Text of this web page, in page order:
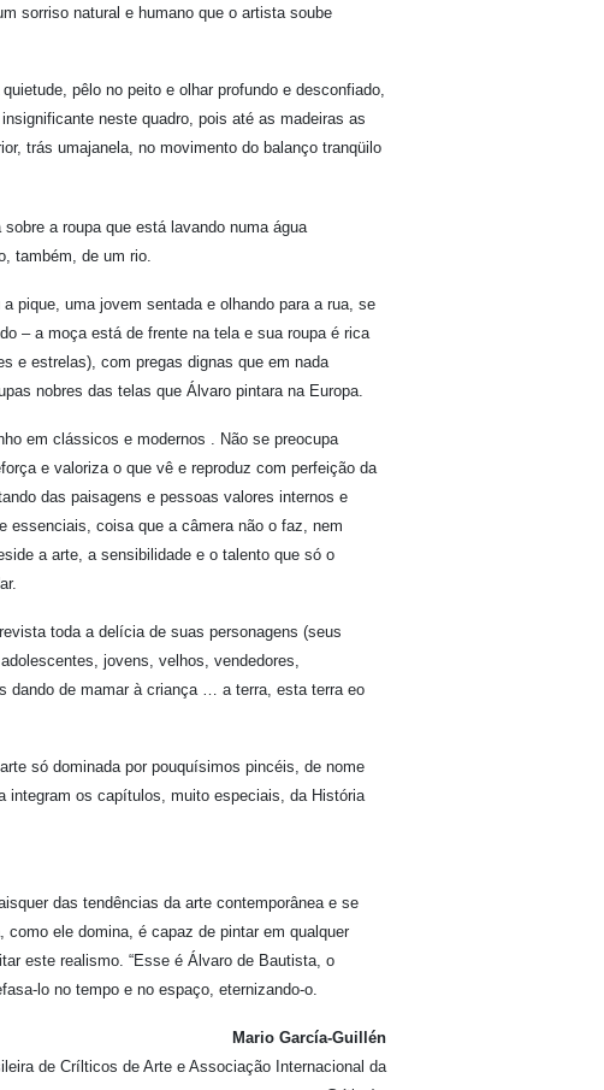
sorriso natural e humano que o artista soube
pêlo no peito e olhar profundo e desconfiado,
neste quadro, pois até as madeiras as
trás umajanela, no movimento do balanço tranqüilo
a roupa que está lavando numa água
também, de um rio.
pique, uma jovem sentada e olhando para a rua, se
– a moça está de frente na tela e sua roupa é rica
e estrelas), com pregas dignas que em nada
nobres das telas que Álvaro pintara na Europa.
em clássicos e modernos . Não se preocupa
e valoriza o que vê e reproduz com perfeição da
das paisagens e pessoas valores internos e
essenciais, coisa que a câmera não o faz, nem
a arte, a sensibilidade e o talento que só o
toda a delícia de suas personagens (seus
jovens, velhos, vendedores,
dando de mamar à criança … a terra, esta terra eo
só dominada por pouquísimos pincéis, de nome
integram os capítulos, muito especiais, da História
das tendências da arte contemporânea e se
ele domina, é capaz de pintar em qualquer
este realismo. “Esse é Álvaro de Bautista, o
lo no tempo e no espaço, eternizando-o.
Mario García-Guillén
de Crílticos de Arte e Associação Internacional da